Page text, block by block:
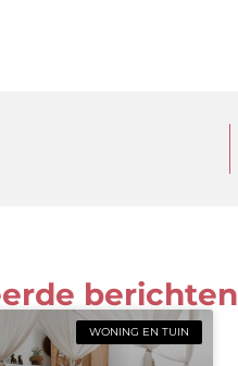
berichten
WONING EN TUIN